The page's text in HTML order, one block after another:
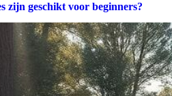
zijn geschikt voor beginners?